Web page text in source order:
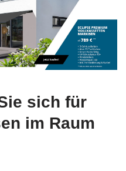
sich für
im Raum